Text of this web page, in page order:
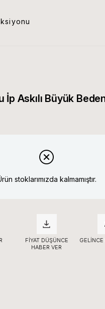
İp Askılı Büyük
stoklarımızda kalmamıştır.
FIYAT DÜŞÜNCE
HABER VER
GELINCE